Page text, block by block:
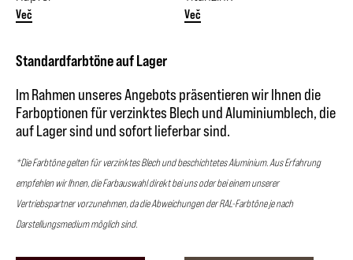
Več Več
Standardfarbtöne auf Lager
Im Rahmen unseres Angebots präsentieren wir Ihnen die
Farboptionen für verzinktes Blech und Aluminiumblech, die
auf Lager sind und sofort lieferbar sind.
*Die Farbtöne gelten für verzinktes Blech und beschichtetes Aluminium. Aus Erfahrung
empfehlen wir Ihnen, die Farbauswahl direkt bei uns oder bei einem unserer
Vertriebspartner vorzunehmen, da die Abweichungen der RAL-Farbtöne je nach
Darstellungsmedium möglich sind.